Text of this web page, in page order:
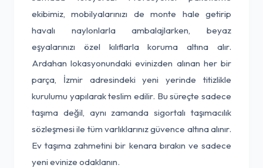
ekibimiz, mobilyalarınızı de monte hale getirip
havalı naylonlarla ambalajlarken, beyaz
eşyalarınızı özel kılıflarla koruma altına alır.
Ardahan lokasyonundaki evinizden alınan her bir
parça, İzmir adresindeki yeni yerinde titizlikle
kurulumu yapılarak teslim edilir. Bu süreçte sadece
taşıma değil, aynı zamanda sigortalı taşımacılık
sözleşmesi ile tüm varlıklarınız güvence altına alınır.
Ev taşıma zahmetini bir kenara bırakın ve sadece
yeni evinize odaklanın.